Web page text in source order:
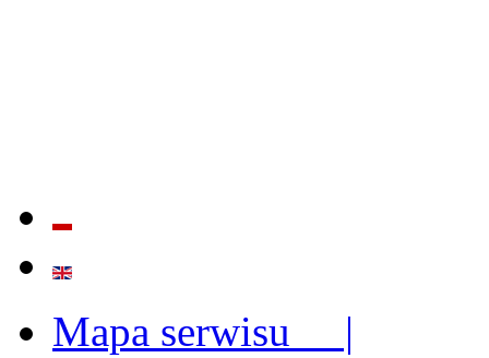
Mapa serwisu |